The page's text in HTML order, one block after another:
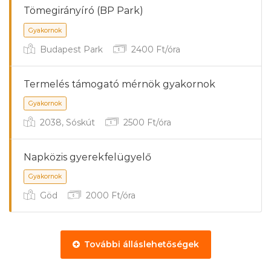
Gyakornok
Tömegirányíró (BP Park)
Budapest Park 2400 Ft/óra
Termelés támogató mérnök gyakornok
2038, Sóskút 2500 Ft/óra
Napközis gyerekfelügyelő
Göd 2000 Ft/óra
További álláslehetőségek